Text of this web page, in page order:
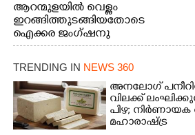
ആറന്മുളയിൽ വെള്ളം
ഇറങ്ങിത്തുടങ്ങിയതോടെ
ഐക്കര ജംഗ്ഷനു
സമീപം ആറന്മുള
കിടങ്ങന്നൂർ റോഡിന്
സമീപം പ്രവർത്തിക്കു
ആറന്മുള തട്ടുകട കഴുകി
വൃത്തിയാക്കുന്നു.
ത്തിന്
TRENDING IN NEWS 360
അനലോഗ്
വിലക്ക്
പിഴ;
മഹാരാഷ്ട്ര